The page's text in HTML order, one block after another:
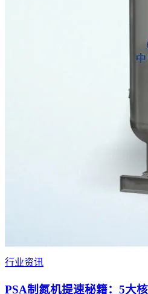
行业资讯
PSA制氮机提速秘籍：5大